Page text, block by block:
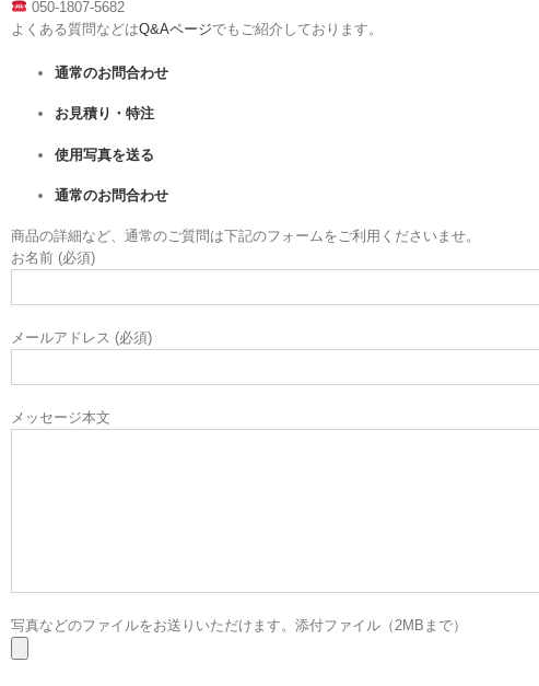
050-1807-5682
よくある質問などはQ&Aページでもご紹介しております。
通常のお問合わせ
お見積り・特注
使用写真を送る
通常のお問合わせ
商品の詳細など、通常のご質問は下記のフォームをご利用くださいませ。
お名前 (必須)
メールアドレス (必須)
メッセージ本文
写真などのファイルをお送りいただけます。添付ファイル（2MBまで）